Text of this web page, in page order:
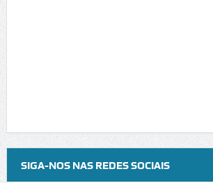
SIGA-NOS NAS REDES SOCIAIS